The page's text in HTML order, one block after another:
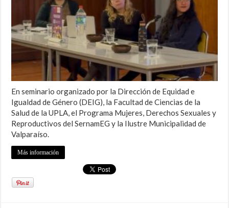
En seminario organizado por la Dirección de Equidad e
Igualdad de Género (DEIG), la Facultad de Ciencias de la
Salud de la UPLA, el Programa Mujeres, Derechos Sexuales y
Reproductivos del SernamEG y la Ilustre Municipalidad de
Valparaíso.
Más información